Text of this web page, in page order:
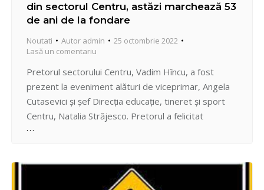
din sectorul Centru, astăzi marchează 53
de ani de la fondare
Noutati Autor admin
25 octombrie 2022
Lasă un comentariu
Pretorul sectorului Centru, Vadim Hîncu, a fost
prezent la eveniment alături de viceprimar, Angela
Cutasevici şi şef Direcția educație, tineret şi sport
Centru, Natalia Străjesco. Pretorul a felicitat
instituția pentru mai mult de cinci decenii de muncă
cadrelor didactice și manageriale în realizarea
educației de calitate a copiilor…